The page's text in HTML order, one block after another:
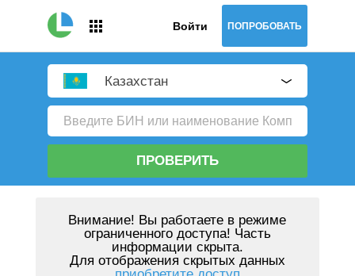
Войти ПОПРОБОВАТЬ
Казахстан
ПРОВЕРИТЬ
Внимание! Вы работаете в режиме
ограниченного доступа! Часть
информации скрыта.
Для отображения скрытых данных